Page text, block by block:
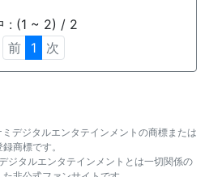
: (1 ~ 2) / 2
前
1 次
デジタルエンタテインメントの商標または
録商標です。
ジタルエンタテインメントとは一切関係の